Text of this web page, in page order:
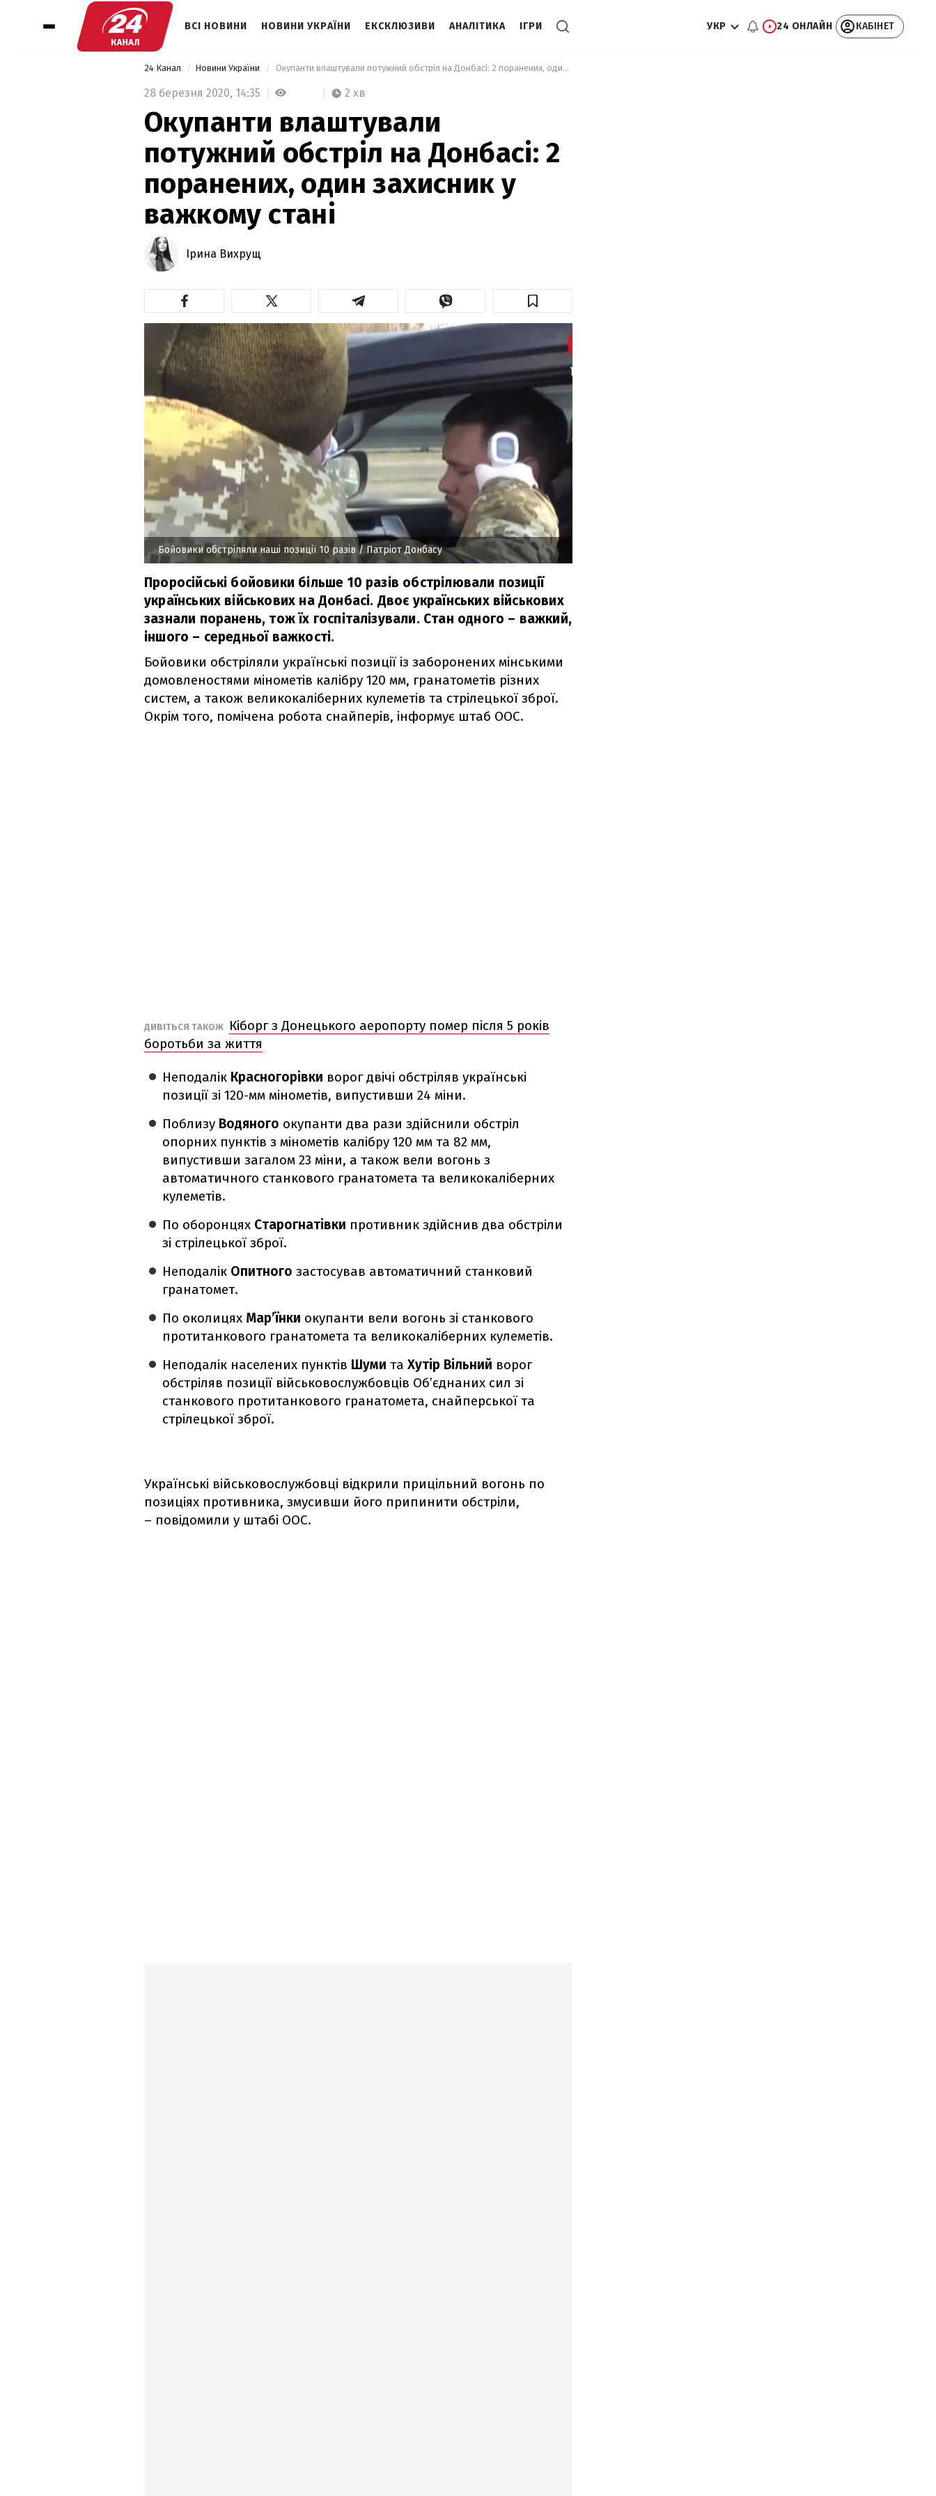
ВСІ НОВИНИ НОВИНИ УКРАЇНИ ЕКСКЛЮЗИВИ АНАЛІТИКА ІГРИ УКР 24 ОНЛАЙН КАБІНЕТ
24 Канал Новини України Окупанти влаштували потужний обстріл на Донбасі: 2 поранених, один захисник у важкому стані
28 березня 2020, 14:35 2 хв
Окупанти влаштували
потужний обстріл на Донбасі: 2
поранених, один захисник у
важкому стані
Ірина Вихрущ
Бойовики обстріляли наші позиції 10 разів / Патріот Донбасу
Проросійські бойовики більше 10 разів обстрілювали позиції
українських військових на Донбасі. Двоє українських військових
зазнали поранень, тож їх госпіталізували. Стан одного – важкий,
іншого – середньої важкості.
Бойовики обстріляли українські позиції із заборонених мінськими
домовленостями мінометів калібру 120 мм, гранатометів різних
систем, а також великокаліберних кулеметів та стрілецької зброї.
Окрім того, помічена робота снайперів, інформує штаб ООС.
ДИВІТЬСЯ ТАКОЖ
Кіборг з Донецького аеропорту помер після 5 років
боротьби за життя
Неподалік Красногорівки ворог двічі обстріляв українські
позиції зі 120-мм мінометів, випустивши 24 міни.
Поблизу Водяного окупанти два рази здійснили обстріл
опорних пунктів з мінометів калібру 120 мм та 82 мм,
випустивши загалом 23 міни, а також вели вогонь з
автоматичного станкового гранатомета та великокаліберних
кулеметів.
По оборонцях Старогнатівки противник здійснив два обстріли
зі стрілецької зброї.
Неподалік Опитного застосував автоматичний станковий
гранатомет.
По околицях Мар’їнки окупанти вели вогонь зі станкового
протитанкового гранатомета та великокаліберних кулеметів.
Неподалік населених пунктів Шуми таХутір Вільний ворог
обстріляв позиції військовослужбовців Об’єднаних сил зі
станкового протитанкового гранатомета, снайперської та
стрілецької зброї.
Українські військовослужбовці відкрили прицільний вогонь по
позиціях противника, змусивши його припинити обстріли,
– повідомили у штабі ООС.